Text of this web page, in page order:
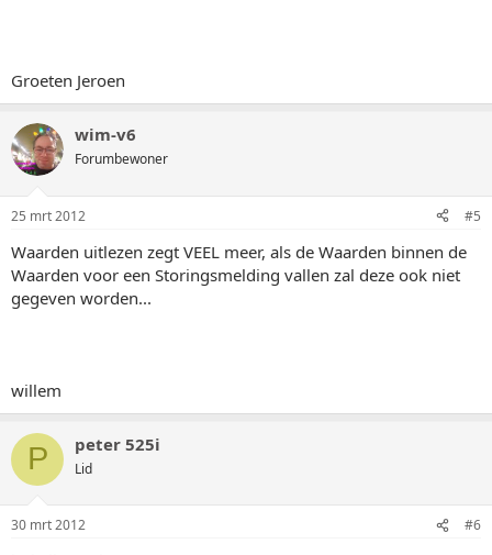
Groeten Jeroen
wim-v6
Forumbewoner
25 mrt 2012 #5
Waarden uitlezen zegt VEEL meer, als de Waarden binnen de
Waarden voor een Storingsmelding vallen zal deze ook niet
gegeven worden...
willem
P peter 525i
Lid
30 mrt 2012 #6